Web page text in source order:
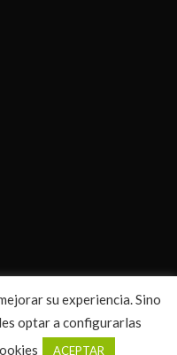
de Cookies |Sitemap
su experiencia. Sino
optar a configurarlas
ACEPTAR